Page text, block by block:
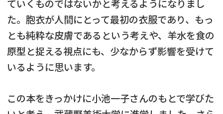
ていくものではないかと考えるようになりまし
た。胞衣が人間にとって最初の衣服であり、もっ
とも純粋な皮膚であるという考えや、羊水を食の
原型と捉える視点にも、少なからず影響を受けて
いるように思います。
この本をきっかけに小池一子さんのもとで学びた